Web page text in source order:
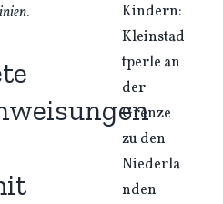
.
Kindern:
Kleinstad
tperle an
der
Grenze
zu den
Niederla
nden